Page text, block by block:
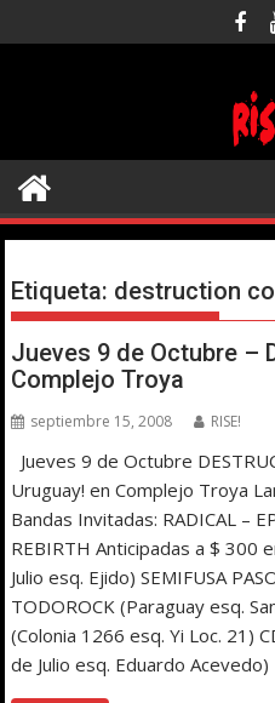
al
Etiqueta: destruction
Jueves 9 de Octubre –
Complejo Troya
septiembre 15, 2008 RISE!
Jueves 9 de Octubre
Uruguay! en Complejo Troya
Bandas Invitadas: RADICAL –
REBIRTH Anticipadas a $ 300
Julio esq. Ejido) SEMIFUSA
TODOROCK (Paraguay esq.
(Colonia 1266 esq. Yi Loc. 21)
de Julio esq. Eduardo Acevedo)